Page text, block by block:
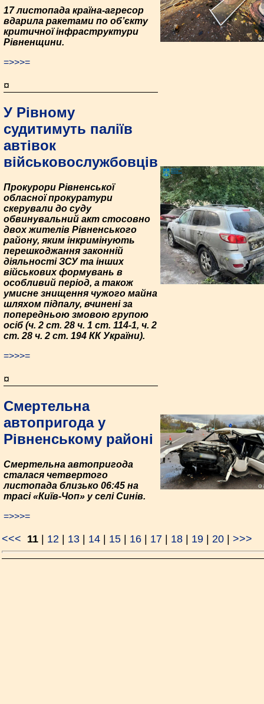
17 листопада країна-агресор
вдарила ракетами по об’єкту
критичної інфраструктури
Рівненщини.
=>>>=
¤
У Рівному
судитимуть паліїв
автівок
військовослужбовців
Прокурори Рівненської
обласної прокуратури
скерували до суду
обвинувальний акт стосовно
двох жителів Рівненського
району, яким інкримінують
перешкоджання законній
діяльності ЗСУ та інших
військових формувань в
особливий період, а також
умисне знищення чужого майна
шляхом підпалу, вчинені за
попередньою змовою групою
осіб (ч. 2 ст. 28 ч. 1 ст. 114-1, ч. 2
ст. 28 ч. 2 ст. 194 КК України).
=>>>=
¤
Смертельна
автопригода у
Рівненському районі
Смертельна автопригода
сталася четвертого
листопада близько 06:45 на
трасі «Київ-Чоп» у селі Синів.
=>>>=
<<< 11 12 13 14 15 16 17 18 19 20 >>>